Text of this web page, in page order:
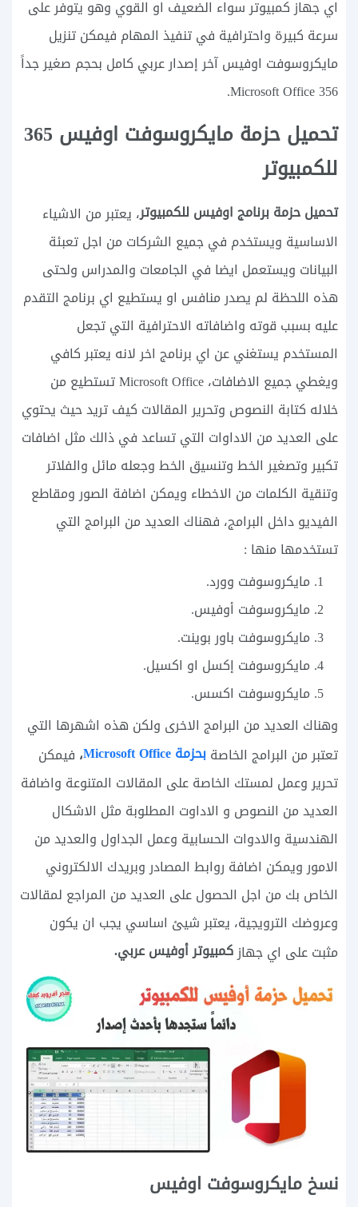
اي جهاز كمبيوتر سواء الضعيف او القوي وهو يتوفر على
سرعة كبيرة واحترافية في تنفيذ المهام فيمكن تنزيل
مايكروسوفت اوفيس آخر إصدار عربي كامل بحجم صغير جداً
356 Microsoft Office.
تحميل حزمة مايكروسوفت اوفيس 365
للكمبيوتر
تحميل حزمة برنامج اوفيس للكمبيوتر، يعتبر من الاشياء
الاساسية ويستخدم في جميع الشركات من اجل تعبئة
البيانات ويستعمل ايضا في الجامعات والمدراس ولحتى
هذه اللحظة لم يصدر منافس او يستطيع اي برنامج التقدم
عليه بسبب قوته واضافاته الاحترافية التي تجعل
المستخدم يستغني عن اي برنامج اخر لانه يعتبر كافي
ويغطي جميع الاضافات، Microsoft Office تستطيع من
خلاله كتابة النصوص وتحرير المقالات كيف تريد حيث يحتوي
على العديد من الاداوات التي تساعد في ذالك مثل اضافات
تكبير وتصغير الخط وتنسيق الخط وجعله مائل والفلاتر
وتنقية الكلمات من الاخطاء ويمكن اضافة الصور ومقاطع
الفيديو داخل البرامج، فهناك العديد من البرامج التي
تستخدمها منها :
مايكروسوفت وورد.
مايكروسوفت أوفيس.
مايكروسوفت باور بوينت.
مايكروسوفت إكسل او اكسيل.
مايكروسوفت اكسس.
وهناك العديد من البرامج الاخرى ولكن هذه اشهرها التي
تعتبر من البرامج الخاصةبحزمة Microsoft Office ، فيمكن
تحرير وعمل لمستك الخاصة على المقالات المتنوعة واضافة
العديد من النصوص و الاداوت المطلوبة مثل الاشكال
الهندسية والادوات الحسابية وعمل الجداول والعديد من
الامور ويمكن اضافة روابط المصادر وبريدك الالكتروني
الخاص بك من اجل الحصول على العديد من المراجع لمقالات
وعروضك الترويجية، يعتبر شيئ اساسي يجب ان يكون
مثبت على اي جهازكمبيوتر أوفيس عربي.
نسخ مايكروسوفت اوفيس